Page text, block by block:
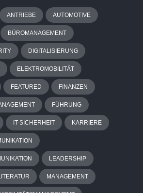
ANTRIEBE AUTOMOTIVE
BÜROMANAGEMENT
DIGITALISIERUNG
ELEKTROMOBILITÄT
FEATURED FINANZEN
FÜHRUNG
IT-SICHERHEIT KARRIERE
LEADERSHIP
MANAGEMENT